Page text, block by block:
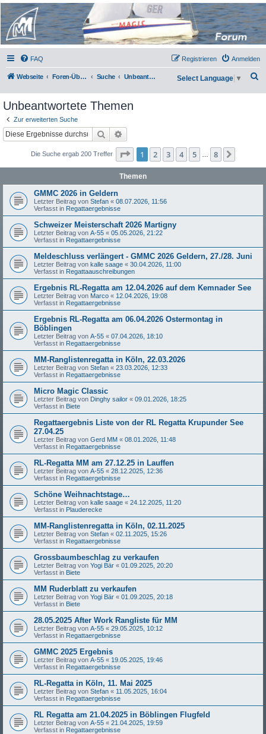
Micro Magic Forum
Deutschland
FAQ Anmelden
Registrieren
Webseite Foren-Übersicht Suche Unbeantwortete Themen Select Language ▼
Unbeantwortete Themen
Zur erweiterten Suche
Suche
Die Suche ergab 200 Treffer Seite 1von
1 2 3 4 5 8
Themen
GMMC 2026 in Geldern
Letzter Beitrag von Stefan « 08.07.2026, 11:56
Verfasst in Regattaergebnisse
Schweizer Meisterschaft 2026 Martigny
Letzter Beitrag von A-55 « 05.05.2026, 21:22
Verfasst in Regattaergebnisse
Meldeschluss verlängert - GMMC 2026 Geldern, 27./28. Juni
Letzter Beitrag von kalle saage « 30.04.2026, 11:00
Verfasst in Regattaauschreibungen
Ergebnis RL-Regatta am 12.04.2026 auf dem Kemnader See
Letzter Beitrag von Marco « 12.04.2026, 19:08
Verfasst in Regattaergebnisse
Ergebnis RL-Regatta am 06.04.2026 Ostermontag in
Böblingen
Letzter Beitrag von A-55 « 07.04.2026, 18:10
Verfasst in Regattaergebnisse
MM-Ranglistenregatta in Köln, 22.03.2026
Letzter Beitrag von Stefan « 23.03.2026, 12:33
Verfasst in Regattaergebnisse
Micro Magic Classic
Letzter Beitrag von Dinghy sailor « 09.01.2026, 18:25
Verfasst in Biete
Regattaergebnis Liste von der RL Regatta Krupunder See
27.04.25
Letzter Beitrag von Gerd MM « 08.01.2026, 11:48
Verfasst in Regattaergebnisse
RL-Regatta MM am 27.12.25 in Lauffen
Letzter Beitrag von A-55 « 28.12.2025, 12:36
Verfasst in Regattaergebnisse
Schöne Weihnachtstage…
Letzter Beitrag von kalle saage « 24.12.2025, 11:20
Verfasst in Plauderecke
MM-Ranglistenregatta in Köln, 02.11.2025
Letzter Beitrag von Stefan « 02.11.2025, 15:26
Verfasst in Regattaergebnisse
Grossbaumbeschlag zu verkaufen
Letzter Beitrag von Yogi Bär « 01.09.2025, 20:20
Verfasst in Biete
MM Ruderblatt zu verkaufen
Letzter Beitrag von Yogi Bär « 01.09.2025, 20:18
Verfasst in Biete
28.05.2025 After Work Rangliste für MM
Letzter Beitrag von A-55 « 29.05.2025, 10:12
Verfasst in Regattaergebnisse
GMMC 2025 Ergebnis
Letzter Beitrag von A-55 « 19.05.2025, 19:46
Verfasst in Regattaergebnisse
RL-Regatta in Köln, 11. Mai 2025
Letzter Beitrag von Stefan « 11.05.2025, 16:04
Verfasst in Regattaergebnisse
RL Regatta am 21.04.2025 in Böblingen Flugfeld
Letzter Beitrag von A-55 « 21.04.2025, 19:59
Verfasst in Regattaergebnisse